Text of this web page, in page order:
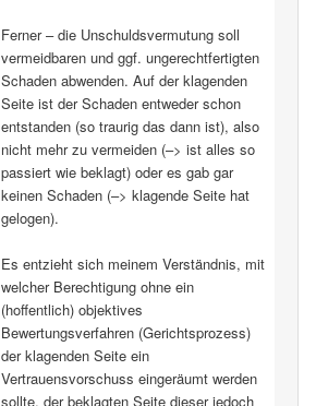
Ferner – die Unschuldsvermutung soll
vermeidbaren und ggf. ungerechtfertigten
Schaden abwenden. Auf der klagenden
Seite ist der Schaden entweder schon
entstanden (so traurig das dann ist), also
nicht mehr zu vermeiden (–> ist alles so
passiert wie beklagt) oder es gab gar
keinen Schaden (–> klagende Seite hat
gelogen).
Es entzieht sich meinem Verständnis, mit
welcher Berechtigung ohne ein
(hoffentlich) objektives
Bewertungsverfahren (Gerichtsprozess)
der klagenden Seite ein
Vertrauensvorschuss eingeräumt werden
sollte, der beklagten Seite dieser jedoch